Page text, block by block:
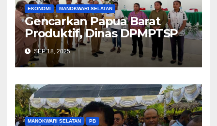
EKONOMI MANOKWARI SELATAN
Gencarkan Papua Barat
Produktif, Dinas DPMPTSP
Sosialiasi Perizinan Berusaha
Berbasis Risiko dan NIB
SEP 18, 2025
MANOKWARI SELATAN PB